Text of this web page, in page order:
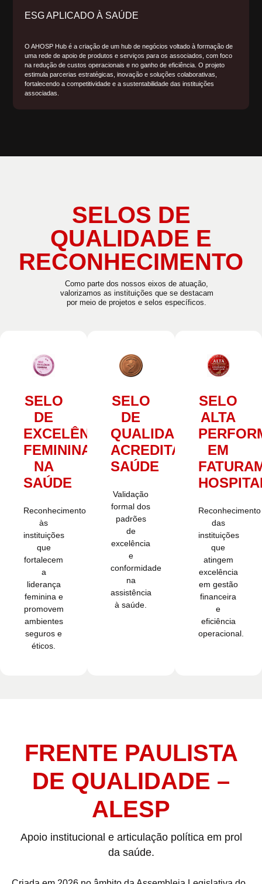
ESG APLICADO À SAÚDE
O AHOSP Hub é a criação de um hub de negócios voltado à formação de
uma rede de apoio de produtos e serviços para os associados, com foco
na redução de custos operacionais e no ganho de eficiência. O projeto
estimula parcerias estratégicas, inovação e soluções colaborativas,
fortalecendo a competitividade e a sustentabilidade das instituições
associadas.
SELOS DE
QUALIDADE E
RECONHECIMENTO
Como parte dos nossos eixos de atuação,
valorizamos as instituições que se destacam
por meio de projetos e selos específicos.
SELO
DE
EXCELÊNCIA
FEMININA
NA
SAÚDE
Reconhecimento
às
instituições
que
fortalecem
a
liderança
feminina e
promovem
ambientes
seguros e
éticos.
SELO
DE
QUALIDADE
ACREDITA
SAÚDE
Validação
formal dos
padrões
de
excelência
e
conformidade
na
assistência
à saúde.
SELO
ALTA
EM
Reconhecimento
das
instituições
que
atingem
excelência
em gestão
financeira
e
eficiência
operacional.
FRENTE PAULISTA
DE QUALIDADE –
ALESP
Apoio institucional e articulação política em prol
da saúde.